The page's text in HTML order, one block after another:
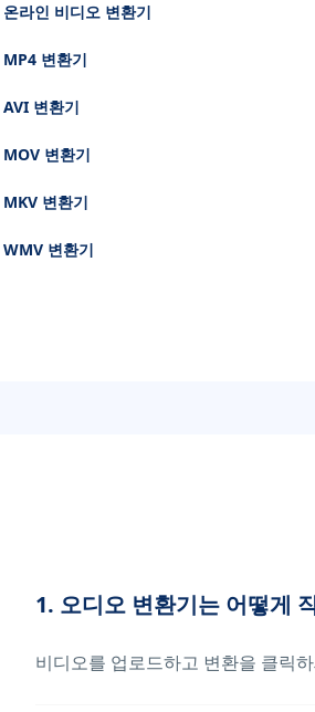
온라인 비디오 변환기
MP4 변환기
AVI 변환기
MOV 변환기
MKV 변환기
WMV 변환기
1. 오디오 변환기는 어떻게
비디오를 업로드하고 변환을 클릭